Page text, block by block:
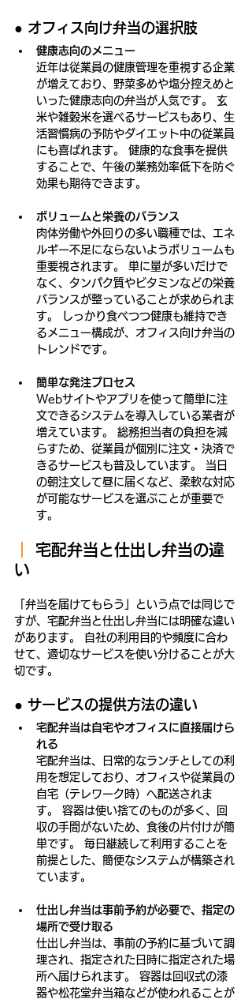
● オフィス向け弁当の選択肢
健康志向のメニュー
近年は従業員の健康管理を重視する企業
が増えており、野菜多めや塩分控えめと
いった健康志向の弁当が人気です。 玄
米や雑穀米を選べるサービスもあり、生
活習慣病の予防やダイエット中の従業員
にも喜ばれます。 健康的な食事を提供
することで、午後の業務効率低下を防ぐ
効果も期待できます。
ボリュームと栄養のバランス
肉体労働や外回りの多い職種では、エネ
ルギー不足にならないようボリュームも
重要視されます。 単に量が多いだけで
なく、タンパク質やビタミンなどの栄養
バランスが整っていることが求められま
す。 しっかり食べつつ健康も維持でき
るメニュー構成が、オフィス向け弁当の
トレンドです。
簡単な発注プロセス
Webサイトやアプリを使って簡単に注
文できるシステムを導入している業者が
増えています。 総務担当者の負担を減
らすため、従業員が個別に注文・決済で
きるサービスも普及しています。 当日
の朝注文して昼に届くなど、柔軟な対応
が可能なサービスを選ぶことが重要で
す。
宅配弁当と仕出し弁当の違
い
「弁当を届けてもらう」という点では同じで
すが、宅配弁当と仕出し弁当には明確な違い
があります。 自社の利用目的や頻度に合わ
せて、適切なサービスを使い分けることが大
切です。
● サービスの提供方法の違い
宅配弁当は自宅やオフィスに直接届けら
れる
宅配弁当は、日常的なランチとしての利
用を想定しており、オフィスや従業員の
自宅（テレワーク時）へ配送されま
す。 容器は使い捨てのものが多く、回
収の手間がないため、食後の片付けが簡
単です。 毎日継続して利用することを
前提とした、簡便なシステムが構築され
ています。
仕出し弁当は事前予約が必要で、指定の
場所で受け取る
仕出し弁当は、事前の予約に基づいて調
理され、指定された日時に指定された場
所へ届けられます。 容器は回収式の漆
器や松花堂弁当箱などが使われることが